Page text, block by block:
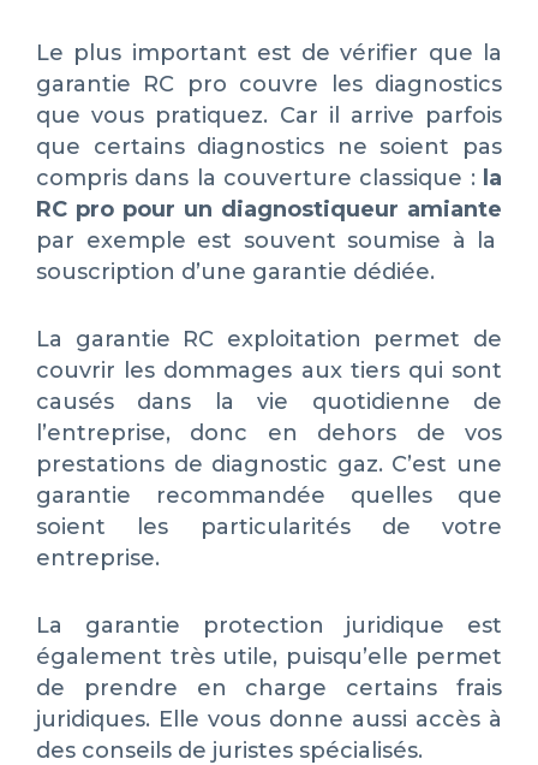
Le plus important est de vérifier que la
garantie RC pro couvre les diagnostics
que vous pratiquez. Car il arrive parfois
que certains diagnostics ne soient pas
compris dans la couverture classique : la
RC pro pour un diagnostiqueur amiante
par exemple est souvent soumise à la
souscription d’une garantie dédiée.
La garantie RC exploitation permet de
couvrir les dommages aux tiers qui sont
causés dans la vie quotidienne de
l’entreprise, donc en dehors de vos
prestations de diagnostic gaz. C’est une
garantie recommandée quelles que
soient les particularités de votre
entreprise.
La garantie protection juridique est
également très utile, puisqu’elle permet
de prendre en charge certains frais
juridiques. Elle vous donne aussi accès à
des conseils de juristes spécialisés.